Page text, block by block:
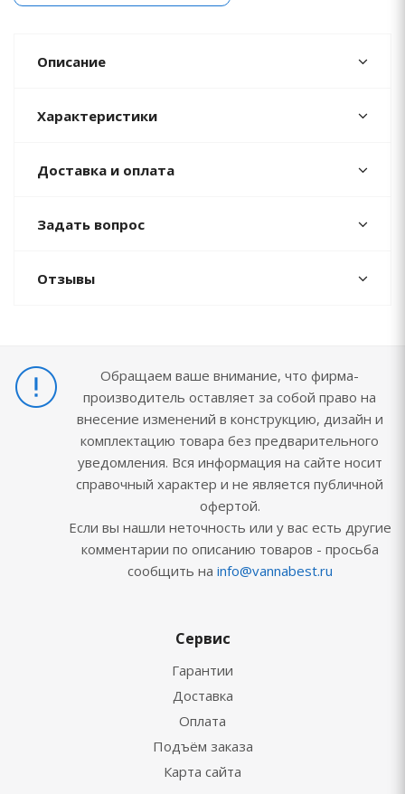
Описание
Характеристики
Доставка и оплата
Задать вопрос
Отзывы
Обращаем ваше внимание, что фирма-
производитель оставляет за собой право на
внесение изменений в конструкцию, дизайн и
комплектацию товара без предварительного
уведомления. Вся информация на сайте носит
справочный характер и не является публичной
офертой.
Если вы нашли неточность или у вас есть другие
комментарии по описанию товаров - просьба
сообщить на info@vannabest.ru
Сервис
Гарантии
Доставка
Оплата
Подъём заказа
Карта сайта